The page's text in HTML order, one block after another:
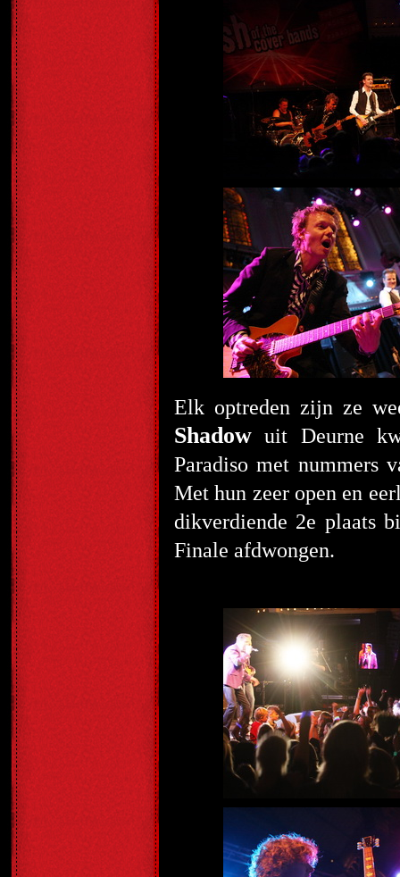
Elk optreden zijn ze
Shadow uit Deurne
Paradiso met nummers
Met hun zeer open en
dikverdiende 2e plaats
Finale afdwongen.